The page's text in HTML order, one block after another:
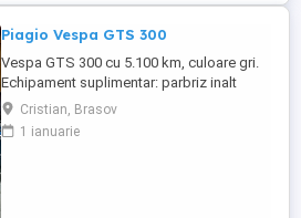
Piagio Vespa GTS 300
Vespa GTS 300 cu 5.100 km, culoare gri.
Echipament suplimentar: parbriz inalt
Faco (montat 2026), geanta portbagaj
Classic; prelungitor scarite pasager;
suspensie fata Bitubo si frane fata spate
Cristian, Brasov
1 ianuarie